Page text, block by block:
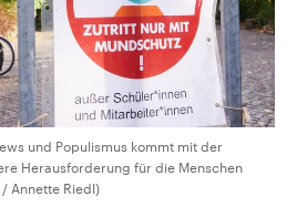
und Populismus kommt mit der
Herausforderung für die Menschen
Annette Riedl)